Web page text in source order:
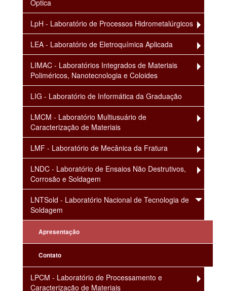
Óptica
LpH - Laboratório de Processos Hidrometalúrgicos
LEA - Laboratório de Eletroquímica Aplicada
LIMAC - Laboratórios Integrados de Materiais
Poliméricos, Nanotecnologia e Coloides
LIG - Laboratório de Informática da Graduação
LMCM - Laboratório Multiusuário de
Caracterização de Materiais
LMF - Laboratório de Mecânica da Fratura
LNDC - Laboratório de Ensaios Não Destrutivos,
Corrosão e Soldagem
LNTSold - Laboratório Nacional de Tecnologia de
Soldagem
Apresentação
Contato
LPCM - Laboratório de Processamento e
Caracterização de Materiais